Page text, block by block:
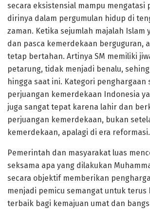
secara eksistensial mampu mengatasi
dirinya dalam pergumulan hidup di
zaman. Ketika sejumlah majalah Islam
dan pasca kemerdekaan berguguran,
tetap bertahan. Artinya SM memiliki
petarung, tidak menjadi benalu,
hingga saat ini. Kategori penghargaan
perjuangan kemerdekaan Indonesia
juga sangat tepat karena lahir dan
perjuangan kemerdekaan, bukan
kemerdekaan, apalagi di era reformasi.
Pemerintah dan masyarakat luas
seksama apa yang dilakukan
secara objektif memberikan
menjadi pemicu semangat untuk terus
terbaik bagi kemajuan umat dan